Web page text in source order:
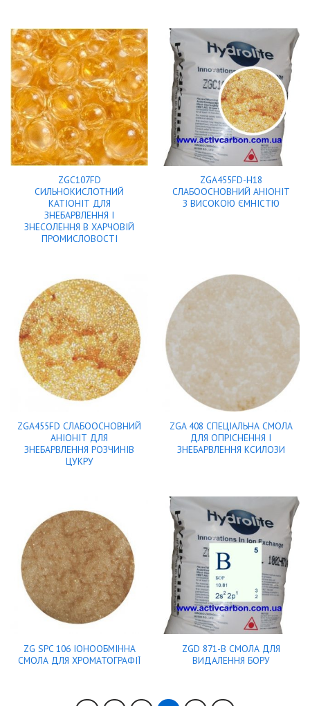
ZGC107FD
СИЛЬНОКИСЛОТНИЙ
КАТІОНІТ ДЛЯ
ЗНЕБАРВЛЕННЯ І
ЗНЕСОЛЕННЯ В ХАРЧОВІЙ
ПРОМИСЛОВОСТІ
ZGA455FD-H18
СЛАБООСНОВНИЙ АНІОНІТ
З ВИСОКОЮ ЄМНІСТЮ
ZGA455FD СЛАБООСНОВНИЙ
АНIОНIТ ДЛЯ
ЗНЕБАРВЛЕННЯ РОЗЧИНІВ
ЦУКРУ
ZGA 408 СПЕЦІАЛЬНА СМОЛА
ДЛЯ ОПРІСНЕННЯ І
ЗНЕБАРВЛЕННЯ КСИЛОЗИ
ZG SPC 106 ІОНООБМІННА
СМОЛА ДЛЯ ХРОМАТОГРАФІЇ
ZGD 871-B СМОЛА ДЛЯ
ВИДАЛЕННЯ БОРУ